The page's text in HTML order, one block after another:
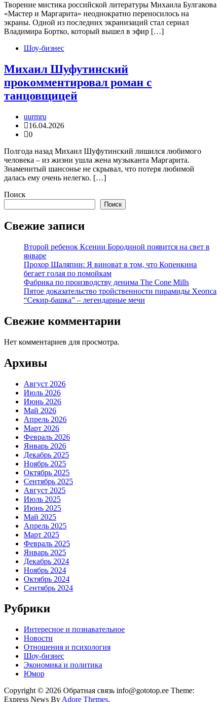
Творение мистика российской литературы Михаила Булгакова
«Мастер и Маргарита» неоднократно переносилось на
экраны. Одной из последних экранизаций стал сериал
Владимира Бортко, который вышел в эфир […]
Шоу-бизнес
Михаил Шуфутинский
прокомментировал роман с
танцовщицей
uurmru
16.04.2026
0
Полгода назад Михаил Шуфутинский лишился любимого
человека – из жизни ушла жена музыканта Маргарита.
Знаменитый шансонье не скрывал, что потеря любимой
далась ему очень нелегко. […]
Поиск
Поиск
Свежие записи
Второй ребенок Ксении Бородиной появится на свет в
январе
Прохор Шаляпин: Я виноват в том, что Копенкина
бегает голая по помойкам
Фабрика по производству денима The Cone Mills
Пятое доказательство тройственности пирамиды Хеопса
“Секир-башка” – легендарные мечи
Свежие комментарии
Нет комментариев для просмотра.
Архивы
Август 2026
Июль 2026
Июнь 2026
Май 2026
Апрель 2026
Март 2026
Февраль 2026
Январь 2026
Декабрь 2025
Ноябрь 2025
Октябрь 2025
Сентябрь 2025
Август 2025
Июль 2025
Июнь 2025
Май 2025
Апрель 2025
Март 2025
Февраль 2025
Январь 2025
Декабрь 2024
Ноябрь 2024
Октябрь 2024
Сентябрь 2024
Рубрики
Интересное и познавательное
Новости
Отношения и психология
Шоу-бизнес
Экономика и политика
Юмор
Copyright © 2026 Обратная связь info@gototop.ee Theme:
Express News By Adore Themes.